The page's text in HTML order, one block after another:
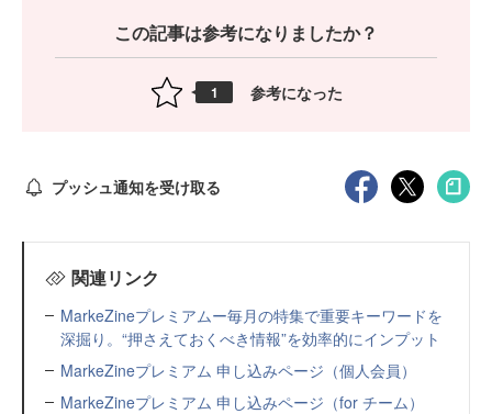
この記事は参考になりましたか？
1 参考になった
プッシュ通知を受け取る
関連リンク
MarkeZineプレミアムー毎月の特集で重要キーワードを
深掘り。“押さえておくべき情報”を効率的にインプット
MarkeZineプレミアム 申し込みページ（個人会員）
MarkeZineプレミアム 申し込みページ（for チーム）